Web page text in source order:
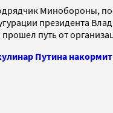
Минобороны,
президента
путь от
Путина